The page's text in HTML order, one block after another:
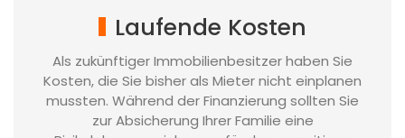
Laufende Kosten
Als zukünftiger Immobilienbesitzer haben Sie
Kosten, die Sie bisher als Mieter nicht einplanen
mussten. Während der Finanzierung sollten Sie
zur Absicherung Ihrer Familie eine